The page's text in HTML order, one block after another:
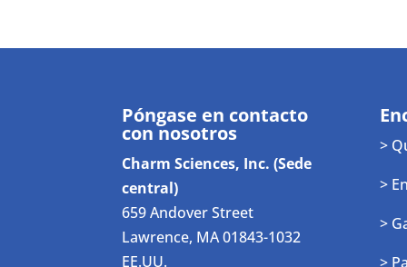
Póngase en contacto
con nosotros
Charm Sciences, Inc. (Sede
central)
659 Andover Street
Lawrence, MA 01843-1032
EE.UU.
>
>
>
>